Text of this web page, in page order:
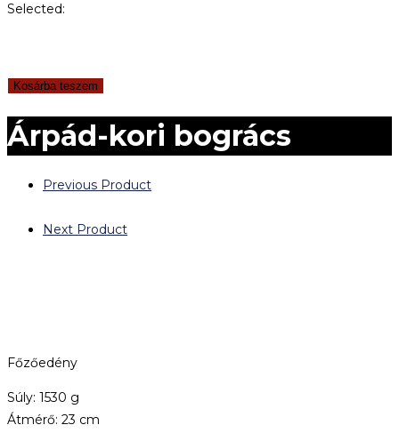
Selected:
Kosárba teszem
Árpád-kori bogrács
Previous Product
Next Product
Főzőedény
Súly: 1530 g
Átmérő: 23 cm